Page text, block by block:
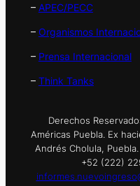
– APEC/PECC
– Organismos
– Prensa Internacional
– Think Tanks
Derechos
Américas Puebla. Ex
Andrés Cholula,
+52 (222)